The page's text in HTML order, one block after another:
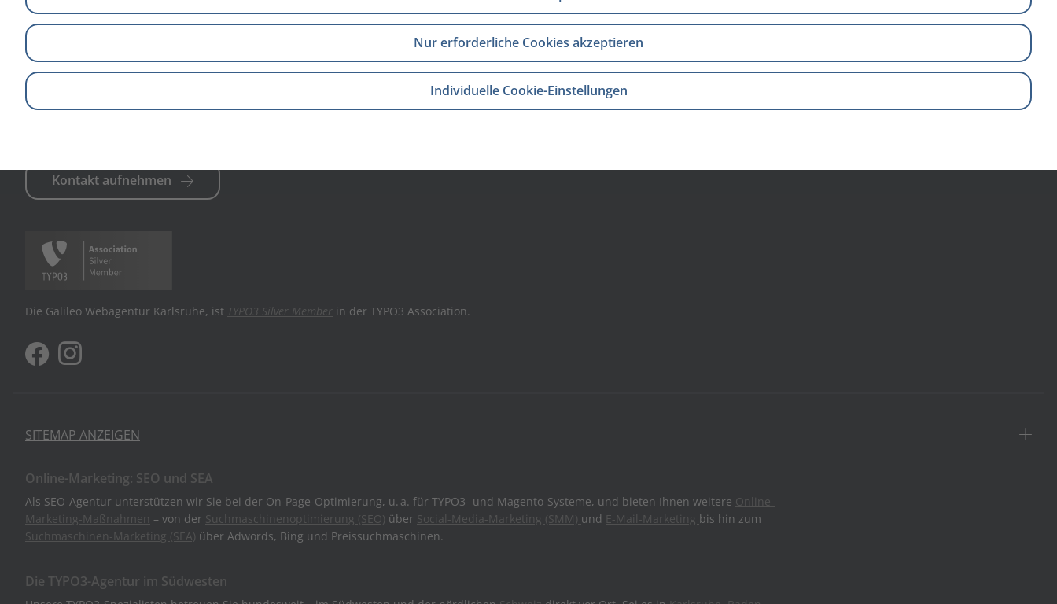
Kontakt aufnehmen
Die Galileo Webagentur Karlsruhe, ist TYPO3 Silver Member in der TYPO3 Association.
SITEMAP ANZEIGEN
Online-Marketing: SEO und SEA
Als SEO-Agentur unterstützen wir Sie bei der On-Page-Optimierung, u. a. für TYPO3- und Magento-Systeme, und bieten Ihnen weitere Online-
Marketing-Maßnahmen – von der Suchmaschinenoptimierung (SEO) über Social-Media-Marketing (SMM) und E-Mail-Marketing bis hin zum
Suchmaschinen-Marketing (SEA) über Adwords, Bing und Preissuchmaschinen.
Die TYPO3-Agentur im Südwesten
Nur erforderliche Cookies akzeptieren
Individuelle Cookie-Einstellungen